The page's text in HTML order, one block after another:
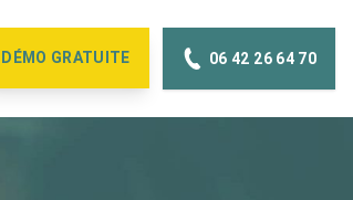
DÉMO GRATUITE 06 42 26 64 70